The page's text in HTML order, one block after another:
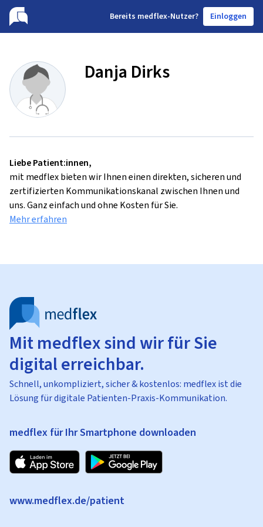
Bereits medflex-Nutzer? Einloggen
Danja Dirks
Liebe Patient:innen,
mit medflex bieten wir Ihnen einen direkten, sicheren und
zertifizierten Kommunikationskanal zwischen Ihnen und
uns. Ganz einfach und ohne Kosten für Sie.
Mehr erfahren
Mit medflex sind wir für Sie
digital erreichbar.
Schnell, unkompliziert, sicher & kostenlos: medflex ist die
Lösung für digitale Patienten-Praxis-Kommunikation.
medflex für Ihr Smartphone downloaden
www.medflex.de/patient